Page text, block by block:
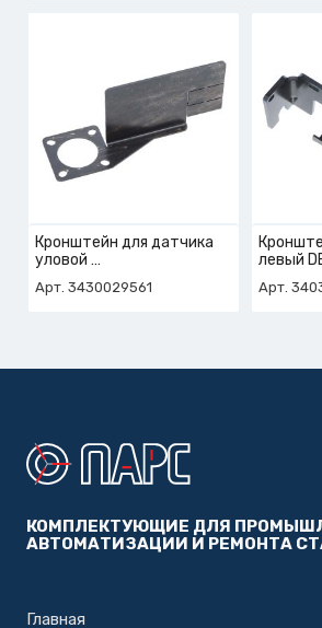
Кронштейн для датчика
уловой
Арт. 3430029561
левый
Арт.
КОМПЛЕКТУЮЩИЕ ДЛЯ
АВТОМАТИЗАЦИИ И РЕМОНТА
Главная